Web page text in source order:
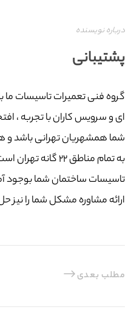
درباره نویسنده
پشتیبانی
گروه فنی تعمیرات تاسیسات ما
شما همشهریان تهرانی باشد و
به تمام مناطق ۲۲
تاسیسات ساختمان شما بوجود
ارائه مشاوره مشکل شما را نیز
مطلب بعدی